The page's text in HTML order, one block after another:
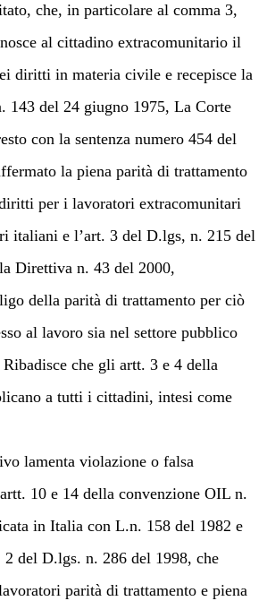
che, in particolare al comma 3,
al cittadino extracomunitario il
diritti in materia civile e recepisce la
143 del 24 giugno 1975, La Corte
con la sentenza numero 454 del
la piena parità di trattamento
per i lavoratori extracomunitari
italiani e l’art. 3 del D.lgs, n. 215 del
Direttiva n. 43 del 2000,
della parità di trattamento per ciò
al lavoro sia nel settore pubblico
che gli artt. 3 e 4 della
a tutti i cittadini, intesi come
lamenta violazione o falsa
10 e 14 della convenzione OIL n.
in Italia con L.n. 158 del 1982 e
2 del D.lgs. n. 286 del 1998, che
parità di trattamento e piena